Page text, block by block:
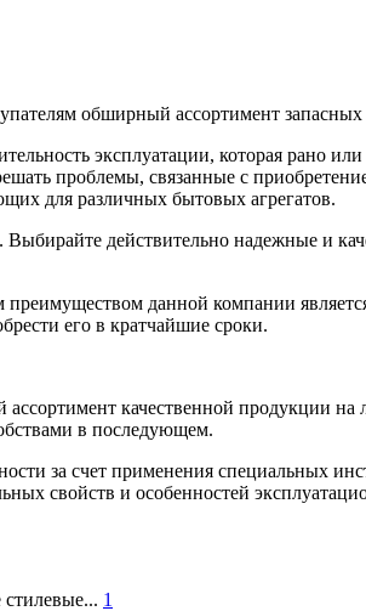
обширный ассортимент
эксплуатации, которая рано
проблемы, связанные с
для различных бытовых агрегатов.
действительно надежные и
данной компании
его в кратчайшие сроки.
ассортимент качественной продукции
в последующем.
за счет применения специальных
свойств и особенностей
1